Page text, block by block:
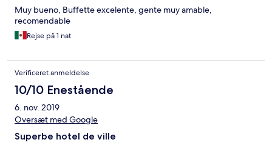
Muy bueno, Buffette excelente, gente muy amable,
recomendable
Rejse på 1 nat
Verificeret anmeldelse
10/10 Enestående
6. nov. 2019
Oversæt med Google
Superbe hotel de ville